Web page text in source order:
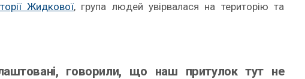
Жидкової, група людей увірвалася на територію та
говорили, що наш притулок тут не